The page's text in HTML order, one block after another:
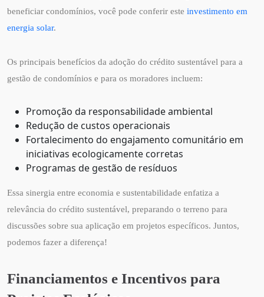
beneficiar condomínios, você pode conferir este investimento em
energia solar.
Os principais benefícios da adoção do crédito sustentável para a
gestão de condomínios e para os moradores incluem:
Promoção da responsabilidade ambiental
Redução de custos operacionais
Fortalecimento do engajamento comunitário em
iniciativas ecologicamente corretas
Programas de gestão de resíduos
Essa sinergia entre economia e sustentabilidade enfatiza a
relevância do crédito sustentável, preparando o terreno para
discussões sobre sua aplicação em projetos específicos. Juntos,
podemos fazer a diferença!
Financiamentos e Incentivos para